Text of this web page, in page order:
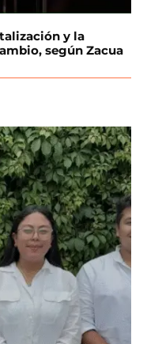
y la
según Zacua